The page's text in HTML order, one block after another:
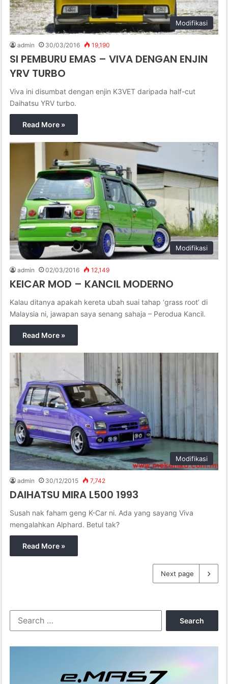
Modifikasi
admin 30/03/2016 19,190
SI PEMBURU EMAS – VIVA DENGAN ENJIN
YRV TURBO
Viva ini disumbat dengan enjin K3VET daripada half-cut
Daihatsu YRV turbo.
Read More »
Modifikasi
admin 02/03/2016 12,149
KEICAR MOD – KANCIL MODERNO
Kalau ditanya apakah kereta ubah suai tahap ‘grass root’ di
Malaysia ni, jawapan saya senang sahaja – Perodua Kancil.
Read More »
Modifikasi
admin 30/12/2015 7,742
DAIHATSU MIRA L500 1993
Susah nak faham geng K-Car ni. Ada yang sayang Viva
mengalahkan Alphard. Betul tak?
Read More »
Next page
r
f